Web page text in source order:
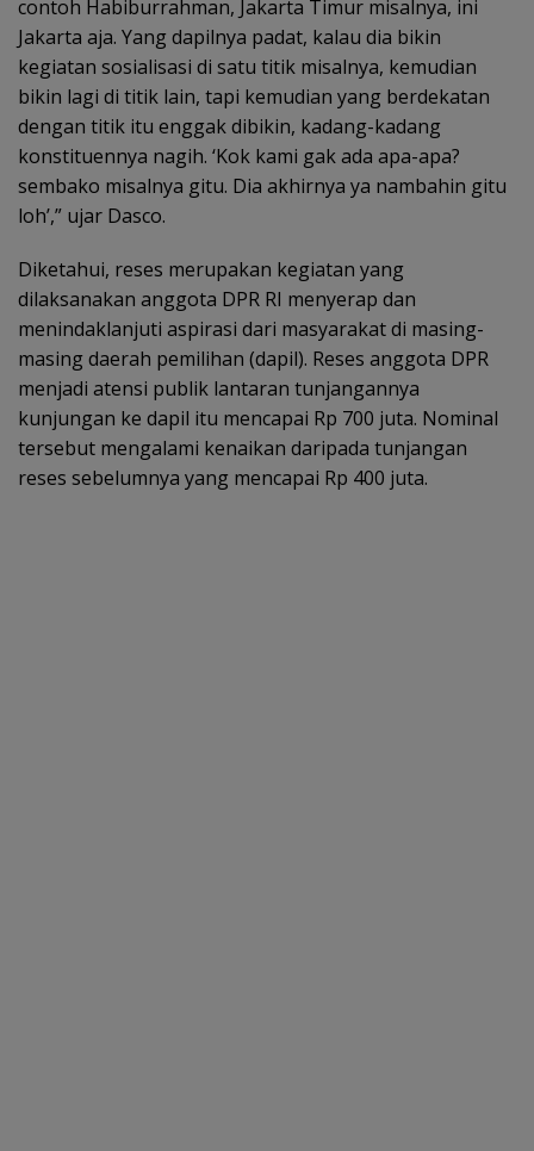
contoh Habiburrahman, Jakarta Timur misalnya, ini
Jakarta aja. Yang dapilnya padat, kalau dia bikin
kegiatan sosialisasi di satu titik misalnya, kemudian
bikin lagi di titik lain, tapi kemudian yang berdekatan
dengan titik itu enggak dibikin, kadang-kadang
konstituennya nagih. ‘Kok kami gak ada apa-apa?
sembako misalnya gitu. Dia akhirnya ya nambahin gitu
loh’,” ujar Dasco.
Diketahui, reses merupakan kegiatan yang
dilaksanakan anggota DPR RI menyerap dan
menindaklanjuti aspirasi dari masyarakat di masing-
masing daerah pemilihan (dapil). Reses anggota DPR
menjadi atensi publik lantaran tunjangannya
kunjungan ke dapil itu mencapai Rp 700 juta. Nominal
tersebut mengalami kenaikan daripada tunjangan
reses sebelumnya yang mencapai Rp 400 juta.